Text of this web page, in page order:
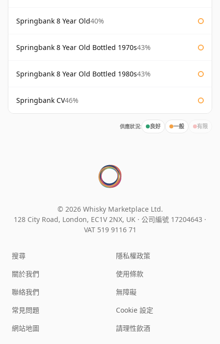
Springbank 8 Year Old40%
Springbank 8 Year Old Bottled 1970s43%
Springbank 8 Year Old Bottled 1980s43%
Springbank CV46%
供應狀況: 良好 一般 有限
© 2026 Whisky Marketplace Ltd.
128 City Road, London, EC1V 2NX, UK · 公司編號 17204643 ·
VAT 519 9116 71
搜尋
關於我們
聯絡我們
常見問題
網站地圖
隱私權政策
使用條款
無障礙
Cookie 設定
請理性飲酒